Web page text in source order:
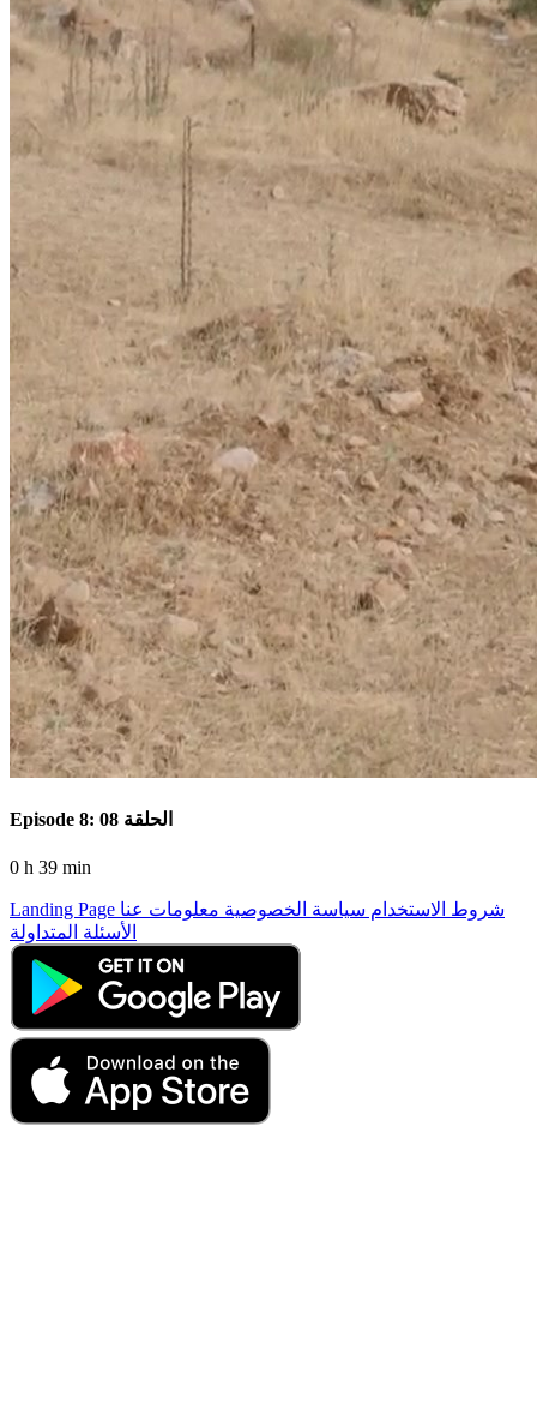
Episode 8: الحلقة 08
0 h 39 min
Landing Page شروط الاستخدام سياسة الخصوصية معلومات عنا
الأسئلة المتداولة